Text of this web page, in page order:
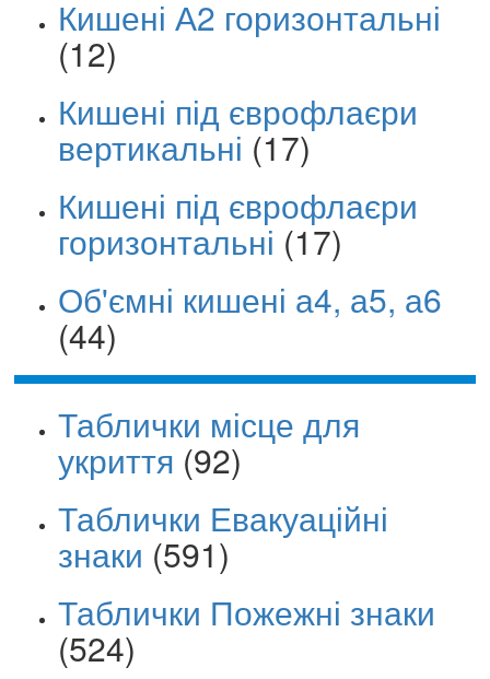
Кишені А2 горизонтальні
(12)
Кишені під єврофлаєри
вертикальні (17)
Кишені під єврофлаєри
горизонтальні (17)
Об'ємні кишені а4, а5, а6
(44)
Таблички місце для
укриття (92)
Таблички Евакуаційні
знаки (591)
Таблички Пожежні знаки
(524)